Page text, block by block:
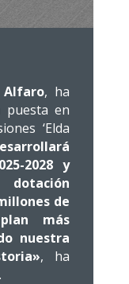
Alfaro, ha
puesta en
‘Elda
2028 y
de
más
nuestra
, ha